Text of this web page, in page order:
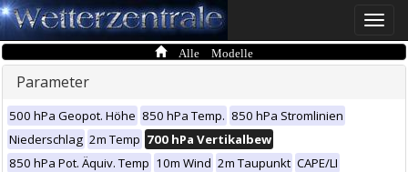
Toggle
Alle Modelle
Parameter
500 hPa Geopot. Höhe 850 hPa Temp. 850 hPa Stromlinien
Niederschlag 2m Temp 700 hPa Vertikalbew
850 hPa Pot. Äquiv. Temp 10m Wind 2m Taupunkt CAPE/LI